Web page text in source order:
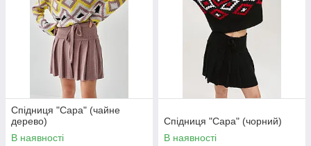
Спідниця "Сара" (чайне
дерево)
В наявності
Спідниця "Сара" (чорний)
В наявності